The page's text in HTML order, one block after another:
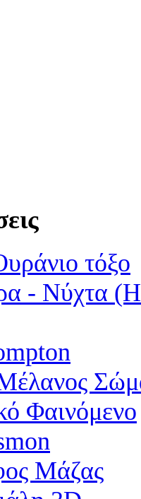
τόξο
- Νύχτα
Φαινόμενο
Μάζας